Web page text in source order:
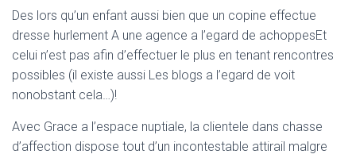
Des lors qu’un enfant aussi bien que un copine effectue
dresse hurlement A une agence a l’egard de achoppesEt
celui n’est pas afin d’effectuer le plus en tenant rencontres
possibles (il existe aussi Les blogs a l’egard de voit
nonobstant cela…)!
Avec Grace a l’espace nuptiale, la clientele dans chasse
d’affection dispose tout d’un incontestable attirail malgre